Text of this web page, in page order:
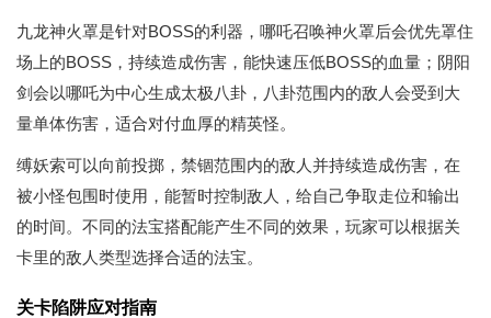
九龙神火罩是针对BOSS的利器，哪吒召唤神火罩后会优先罩住
场上的BOSS，持续造成伤害，能快速压低BOSS的血量；阴阳
剑会以哪吒为中心生成太极八卦，八卦范围内的敌人会受到大
量单体伤害，适合对付血厚的精英怪。
缚妖索可以向前投掷，禁锢范围内的敌人并持续造成伤害，在
被小怪包围时使用，能暂时控制敌人，给自己争取走位和输出
的时间。不同的法宝搭配能产生不同的效果，玩家可以根据关
卡里的敌人类型选择合适的法宝。
关卡陷阱应对指南